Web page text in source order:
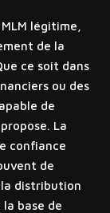
légitime,
de la
ce soit dans
ou des
de
La
confiance
de
la distribution
la base de